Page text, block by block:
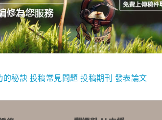
的秘訣 投稿常見問題 投稿期刊 發表論文